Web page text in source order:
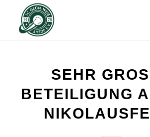
SEHR
ETEILIGUNG AN